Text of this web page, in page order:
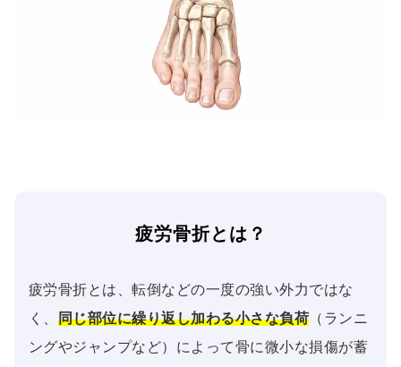
疲労骨折とは？
疲労骨折とは、転倒などの一度の強い外力ではな
く、 同じ部位に繰り返し加わる小さな負荷 （ランニ
ングやジャンプなど）によって骨に微小な損傷が蓄